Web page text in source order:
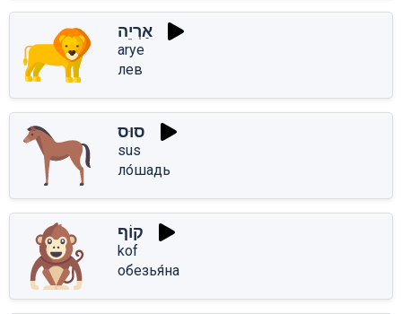
אַרְיֵה
arye
лев
סוּס
sus
ло́шадь
קוֹף
kof
обезья́на